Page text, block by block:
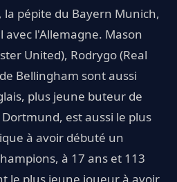
la pépite du Bayern Munich,
l'Allemagne. Mason
United), Rodrygo (Real
Bellingham sont aussi
plus jeune buteur de
est aussi le plus
à avoir débuté un
à 17 ans et 113
le plus jeune joueur à avoir